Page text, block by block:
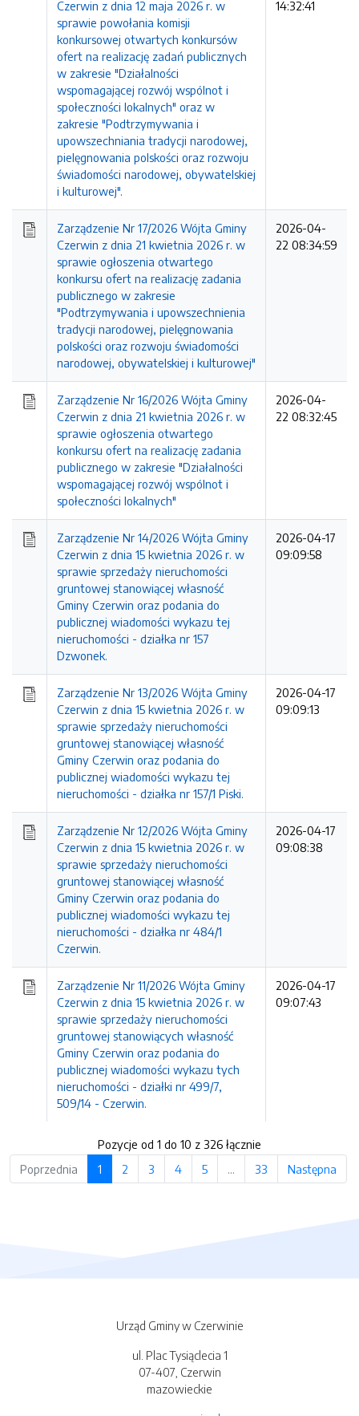
Czerwin z dnia 12 maja 2026 r. w
sprawie powołania komisji
konkursowej otwartych konkursów
ofert na realizację zadań publicznych
w zakresie "Działalności
wspomagającej rozwój wspólnot i
społeczności lokalnych" oraz w
zakresie "Podtrzymywania i
upowszechniania tradycji narodowej,
pielęgnowania polskości oraz rozwoju
świadomości narodowej, obywatelskiej
i kulturowej".
14:32:41
Zarządzenie Nr 17/2026 Wójta Gminy
Czerwin z dnia 21 kwietnia 2026 r. w
sprawie ogłoszenia otwartego
konkursu ofert na realizację zadania
publicznego w zakresie
"Podtrzymywania i upowszechnienia
tradycji narodowej, pielęgnowania
polskości oraz rozwoju świadomości
narodowej, obywatelskiej i kulturowej"
2026-04-
22 08:34:59
Zarządzenie Nr 16/2026 Wójta Gminy
Czerwin z dnia 21 kwietnia 2026 r. w
sprawie ogłoszenia otwartego
konkursu ofert na realizację zadania
publicznego w zakresie "Działalności
wspomagającej rozwój wspólnot i
społeczności lokalnych"
2026-04-
22 08:32:45
Zarządzenie Nr 14/2026 Wójta Gminy
Czerwin z dnia 15 kwietnia 2026 r. w
sprawie sprzedaży nieruchomości
gruntowej stanowiącej własność
Gminy Czerwin oraz podania do
publicznej wiadomości wykazu tej
nieruchomości - działka nr 157
Dzwonek.
2026-04-17
09:09:58
Zarządzenie Nr 13/2026 Wójta Gminy
Czerwin z dnia 15 kwietnia 2026 r. w
sprawie sprzedaży nieruchomości
gruntowej stanowiącej własność
Gminy Czerwin oraz podania do
publicznej wiadomości wykazu tej
nieruchomości - działka nr 157/1 Piski.
2026-04-17
09:09:13
Zarządzenie Nr 12/2026 Wójta Gminy
Czerwin z dnia 15 kwietnia 2026 r. w
sprawie sprzedaży nieruchomości
gruntowej stanowiącej własność
Gminy Czerwin oraz podania do
publicznej wiadomości wykazu tej
nieruchomości - działka nr 484/1
Czerwin.
2026-04-17
09:08:38
Zarządzenie Nr 11/2026 Wójta Gminy
Czerwin z dnia 15 kwietnia 2026 r. w
sprawie sprzedaży nieruchomości
gruntowej stanowiących własność
Gminy Czerwin oraz podania do
publicznej wiadomości wykazu tych
nieruchomości - działki nr 499/7,
509/14 - Czerwin.
2026-04-17
09:07:43
Pozycje od 1 do 10 z 326 łącznie
Poprzednia
1 2 3 4 5 … 33 Następna
Urząd Gminy w Czerwinie
ul. Plac Tysiąclecia 1
07-407, Czerwin
mazowieckie